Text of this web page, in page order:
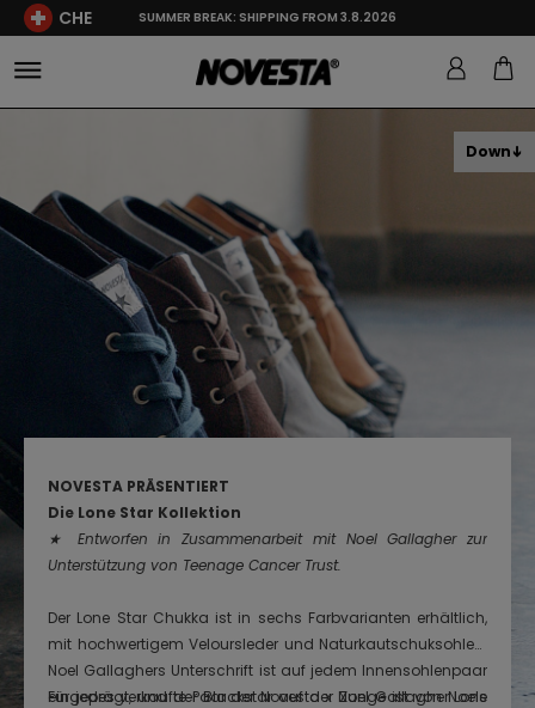
CHE SUMMER BREAK: SHIPPING FROM 3.8.2026
NOVESTA PRÄSENTIERT
Die Lone Star Kollektion
★ Entworfen in Zusammenarbeit mit Noel Gallagher zur
Unterstützung von Teenage Cancer Trust.
Der Lone Star Chukka ist in sechs Farbvarianten erhältlich,
mit hochwertigem Veloursleder und Naturkautschuksohlen.
Noel Gallaghers Unterschrift ist auf jedem Innensohlenpaar
eingeprägt, und der Blackstar auf der Zunge ist von Noels
Für jedes verkaufte Paar der Novesta x Noel Gallagher Lone
Down